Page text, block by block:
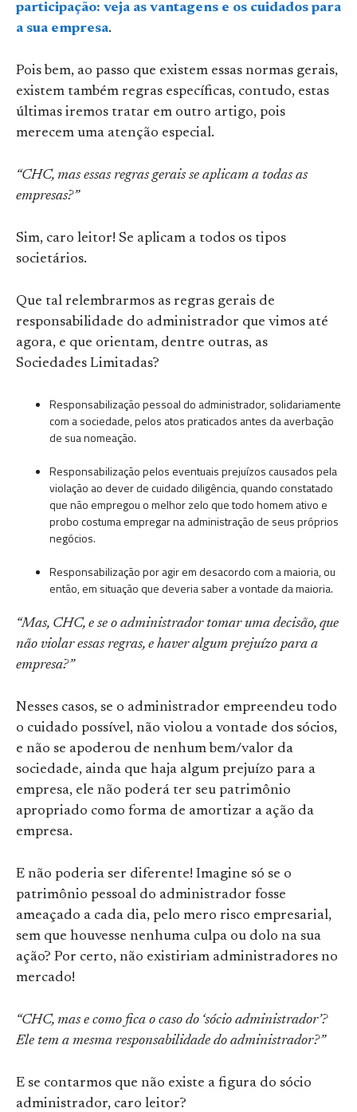
participação: veja as vantagens e os cuidados para
a sua empresa.
Pois bem, ao passo que existem essas normas gerais,
existem também regras específicas, contudo, estas
últimas iremos tratar em outro artigo, pois
merecem uma atenção especial.
“CHC, mas essas regras gerais se aplicam a todas as
empresas?”
Sim, caro leitor! Se aplicam a todos os tipos
societários.
Que tal relembrarmos as regras gerais de
responsabilidade do administrador que vimos até
agora, e que orientam, dentre outras, as
Sociedades Limitadas?
Responsabilização pessoal do administrador, solidariamente
com a sociedade, pelos atos praticados antes da averbação
de sua nomeação.
Responsabilização pelos eventuais prejuízos causados pela
violação ao dever de cuidado diligência, quando constatado
que não empregou o melhor zelo que todo homem ativo e
probo costuma empregar na administração de seus próprios
negócios.
Responsabilização por agir em desacordo com a maioria, ou
então, em situação que deveria saber a vontade da maioria.
“Mas, CHC, e se o administrador tomar uma decisão, que
não violar essas regras, e haver algum prejuízo para a
empresa?”
Nesses casos, se o administrador empreendeu todo
o cuidado possível, não violou a vontade dos sócios,
e não se apoderou de nenhum bem/valor da
sociedade, ainda que haja algum prejuízo para a
empresa, ele não poderá ter seu patrimônio
apropriado como forma de amortizar a ação da
empresa.
E não poderia ser diferente! Imagine só se o
patrimônio pessoal do administrador fosse
ameaçado a cada dia, pelo mero risco empresarial,
sem que houvesse nenhuma culpa ou dolo na sua
ação? Por certo, não existiriam administradores no
mercado!
“CHC, mas e como fica o caso do ‘sócio administrador’?
Ele tem a mesma responsabilidade do administrador?”
E se contarmos que não existe a figura do sócio
administrador, caro leitor?